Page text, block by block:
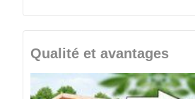
Qualité et avantages